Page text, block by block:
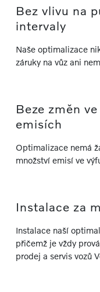
Bez vlivu na
intervaly
Naše optimalizace
záruky na vůz ani
Beze změn
emisích
Optimalizace nemá
množství emisí ve
Instalace za
Instalace naší
přičemž je vždy
prodej a servis vozů